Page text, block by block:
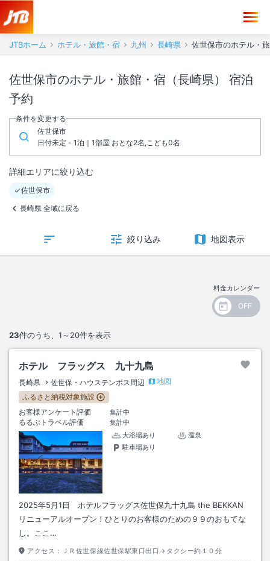
JTBホーム ホテル・旅館・宿 九州 長崎県 佐世保市のホテル・
佐世保市のホテル・旅館・宿（長崎県） 宿泊
予約
条件を変更する
佐世保市
日付未定 - 1泊｜1部屋 おとな2名,こども0名
詳細エリアに絞り込む
佐世保市
長崎県 全域に戻る
絞り込み 地図表示
料金カレンダー
23件のうち、 1～20件を表示
ホテル フラッグス 九十九島
長崎県 佐世保・ハウステンボス周辺
地図
ふるさと納税対象施設
お客様アンケート評価
集計中
るるぶトラベル評価
集計中
大浴場あり
温泉
駐車場あり
2025年5月1日 ホテルフラッグス佐世保九十九島 the BEKKAN
リニューアルオープン！ひとりのお客様のための９９のおもてな
し。ここ…
アクセス： ＪＲ佐世保線佐世保駅東口出口→タクシー約１０分